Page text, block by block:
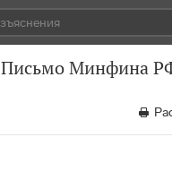
Письмо Минфина